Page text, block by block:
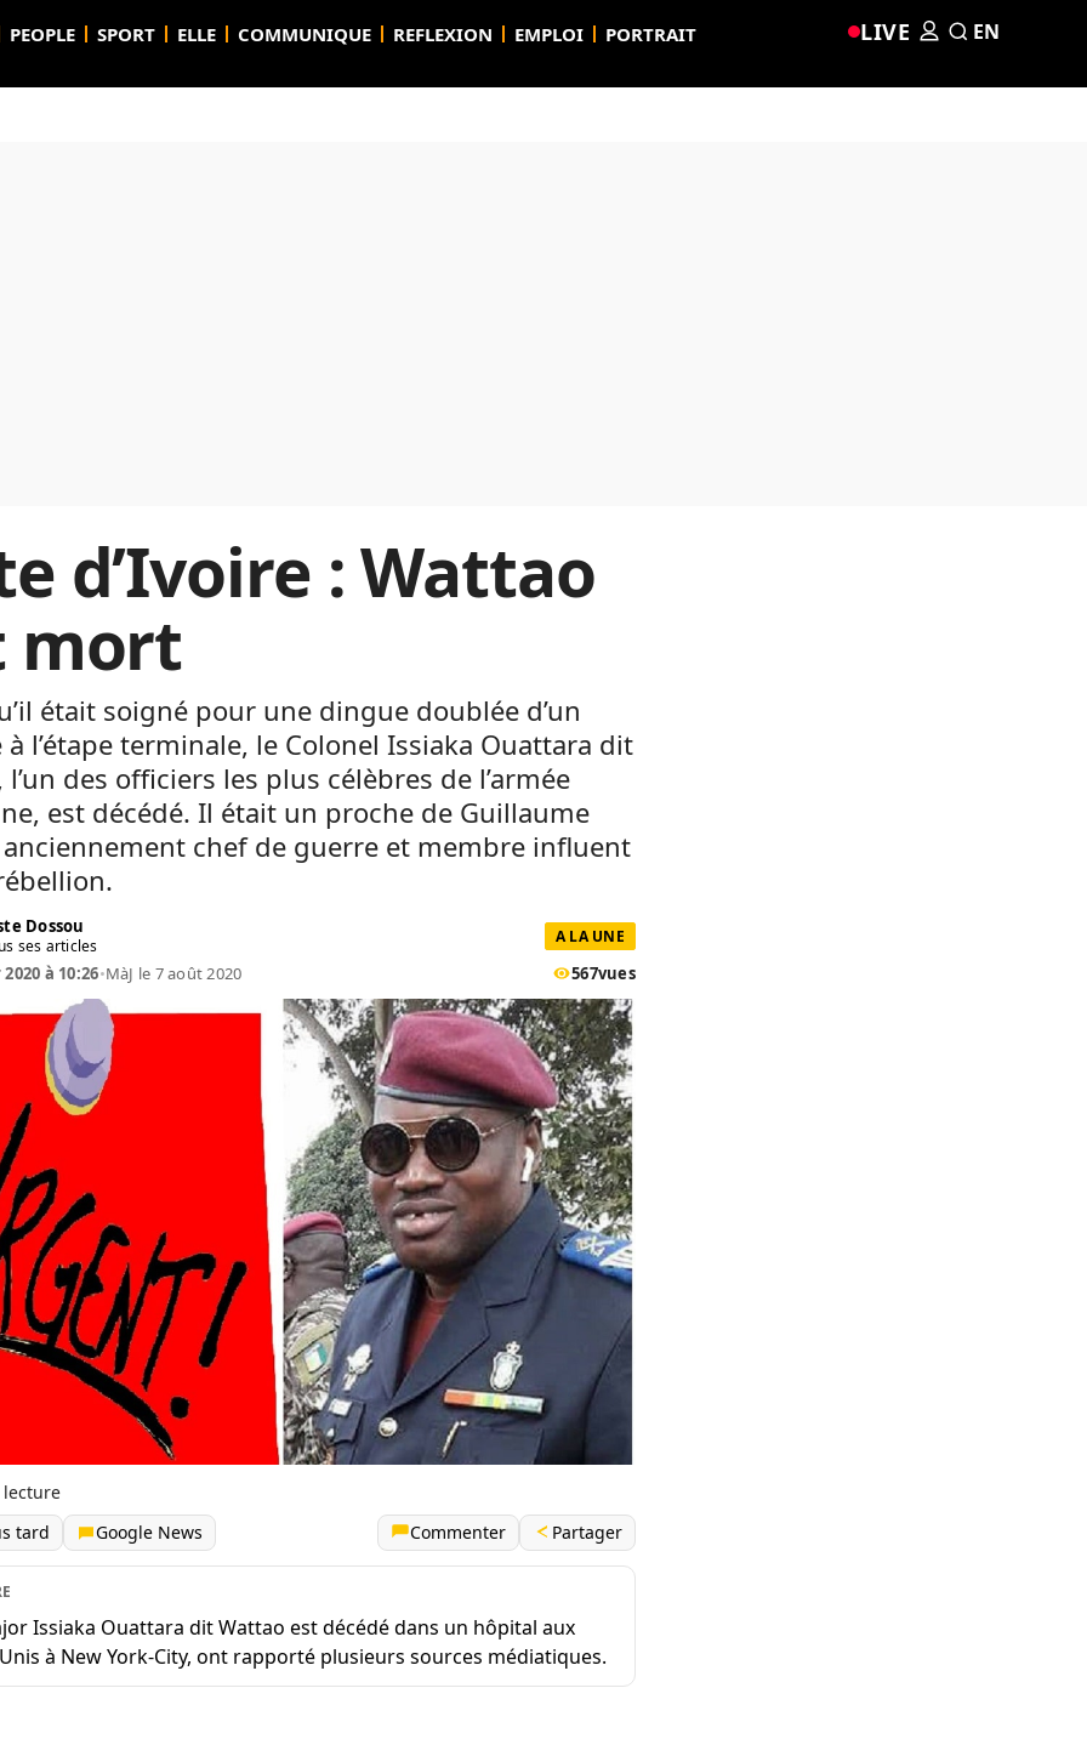
PEOPLE SPORT ELLE COMMUNIQUE REFLEXION EMPLOI PORTRAIT LIVE EN
d’Ivoire : Wattao
mort
était soigné pour une dingue doublée d’un
l’étape terminale, le Colonel Issiaka Ouattara dit
l’un des officiers les plus célèbres de l’armée
est décédé. Il était un proche de Guillaume
anciennement chef de guerre et membre influent
Dossou
ses articles A LA UNE
à 10:26•MàJ le 7 août 2020 567vues
lecture
tard
Google News Commenter Partager
Issiaka Ouattara dit Wattao est décédé dans un hôpital aux
à New York-City, ont rapporté plusieurs sources médiatiques.